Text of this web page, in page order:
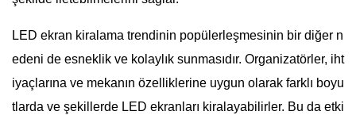
LED ekran kiralama trendinin popülerleşmesinin bir diğer n
edeni de esneklik ve kolaylık sunmasıdır. Organizatörler, iht
iyaçlarına ve mekanın özelliklerine uygun olarak farklı boyu
tlarda ve şekillerde LED ekranları kiralayabilirler. Bu da etki